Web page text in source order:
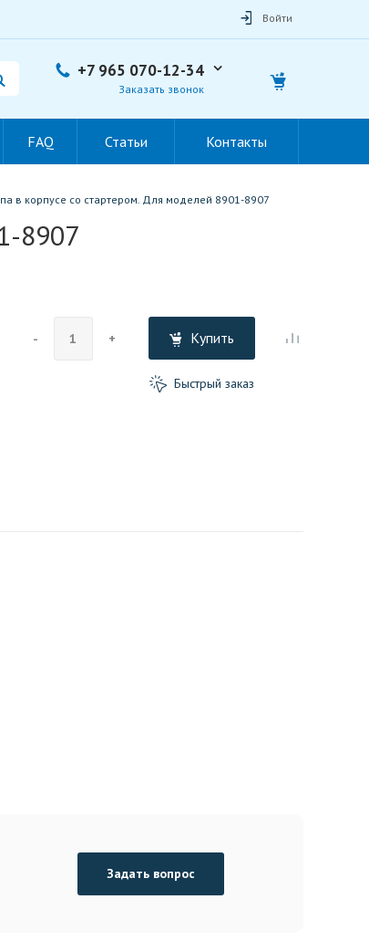
Войти
+7 965 070-12-34
Заказать звонок
FAQ Статьи Контакты
в корпусе со стартером. Для моделей 8901-8907
8907
- + Купить
Быстрый заказ
Задать вопрос